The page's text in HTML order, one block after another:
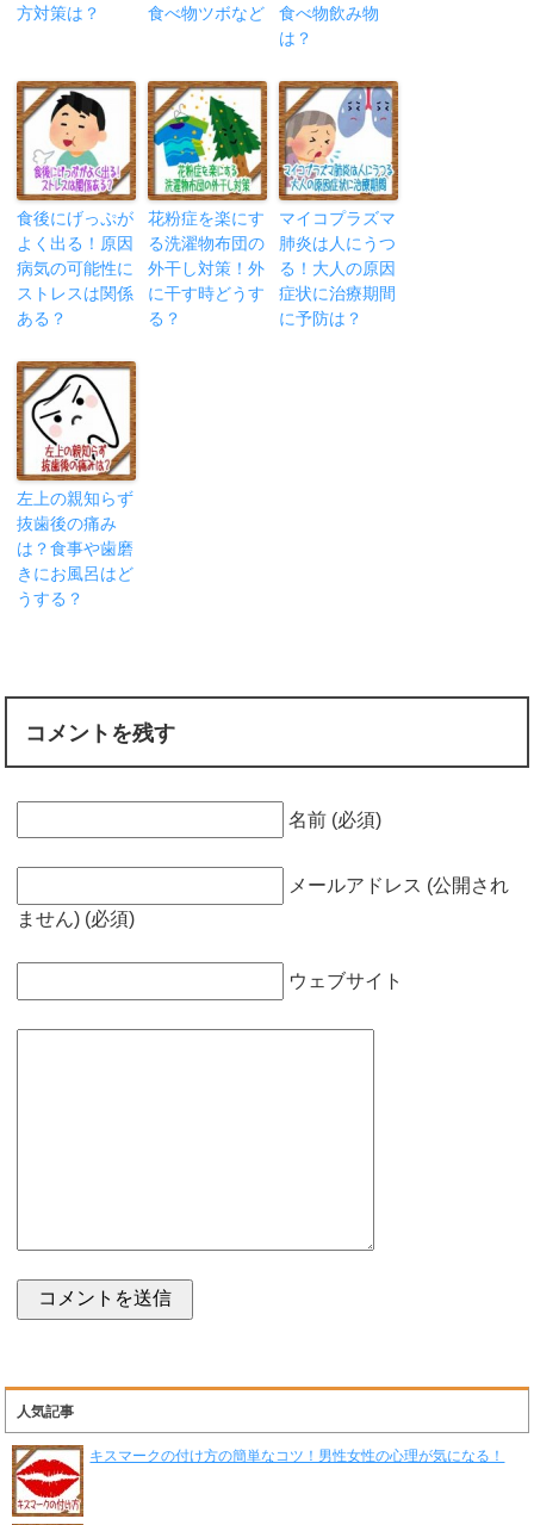
方対策は？
食べ物ツボなど
食べ物飲み物
は？
食後にげっぷが
よく出る！原因
病気の可能性に
ストレスは関係
ある？
花粉症を楽にす
る洗濯物布団の
外干し対策！外
に干す時どうす
る？
マイコプラズマ
肺炎は人にうつ
る！大人の原因
症状に治療期間
に予防は？
左上の親知らず
抜歯後の痛み
は？食事や歯磨
きにお風呂はど
うする？
コメントを残す
名前 (必須)
メールアドレス (公開され
ません) (必須)
ウェブサイト
人気記事
キスマークの付け方の簡単なコツ！男性女性の心理が気になる！